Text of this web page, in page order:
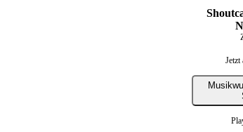
Jetzt